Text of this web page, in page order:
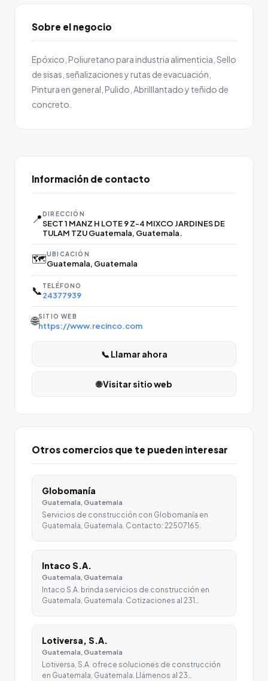
Sobre el negocio
Epóxico, Poliuretano para industria alimenticia, Sello
de sisas, señalizaciones y rutas de evacuación,
Pintura en general, Pulido, Abrilllantado y teñido de
concreto.
Información de contacto
📍DIRECCIÓN
SECT 1 MANZ H LOTE 9 Z-4 MIXCO JARDINES DE
TULAM TZU Guatemala, Guatemala.
🗺️UBICACIÓN
Guatemala, Guatemala
📞 TELÉFONO
24377939
🌐SITIO WEB
https://www.recinco.com
📞 Llamar ahora
🌐 Visitar sitio web
Otros comercios que te pueden interesar
Globomanía
Guatemala, Guatemala
Servicios de construcción con Globomanía en
Guatemala, Guatemala. Contacto: 22507165.
Intaco S.A.
Guatemala, Guatemala
Intaco S.A. brinda servicios de construcción en
Guatemala, Guatemala. Cotizaciones al 231…
Lotiversa, S.A.
Guatemala, Guatemala
Lotiversa, S.A. ofrece soluciones de construcción
en Guatemala, Guatemala. Llámenos al 23…